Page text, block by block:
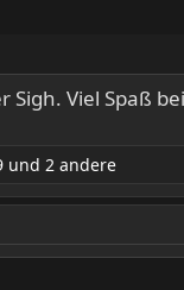
Viel Spaß
und 2 andere